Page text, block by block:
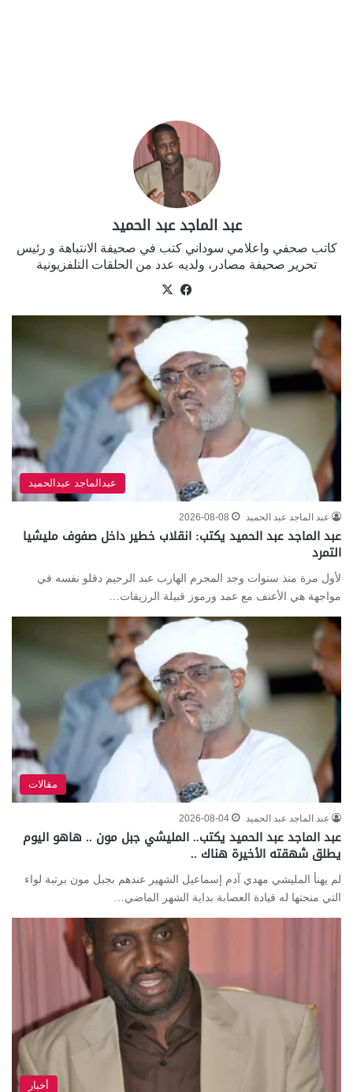
عبد الماجد عبد الحميد
كاتب صحفي واعلامي سوداني كتب في صحيفة الانتباهة و رئيس
تحرير صحيفة مصادر، ولديه عدد من الحلقات التلفزيونية
في
وك
عبدالماجد عبدالحميد
عبد الماجد عبد الحميد 2026-08-08
عبد الماجد عبد الحميد يكتب: انقلاب خطير داخل صفوف مليشيا
التمرد
لأول مرة منذ سنوات وجد المجرم الهارب عبد الرحيم دقلو نفسه في
مواجهة هي الأعنف مع عمد ورموز قبيلة الرزيقات…
مقالات
عبد الماجد عبد الحميد 2026-08-04
عبد الماجد عبد الحميد‏ يكتب.. المليشي جبل مون .. هاهو اليوم
يطلق شهقته الأخيرة هناك ..
لم يهنأ المليشي مهدي آدم إسماعيل الشهير عندهم بجبل مون برتبة لواء
التي منحتها له قيادة العصابة بداية الشهر الماضي…
أخبار